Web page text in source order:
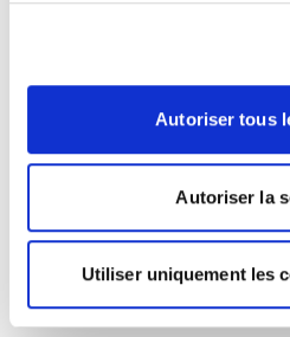
Autoriser tous
Autoriser la
Utiliser uniquement les